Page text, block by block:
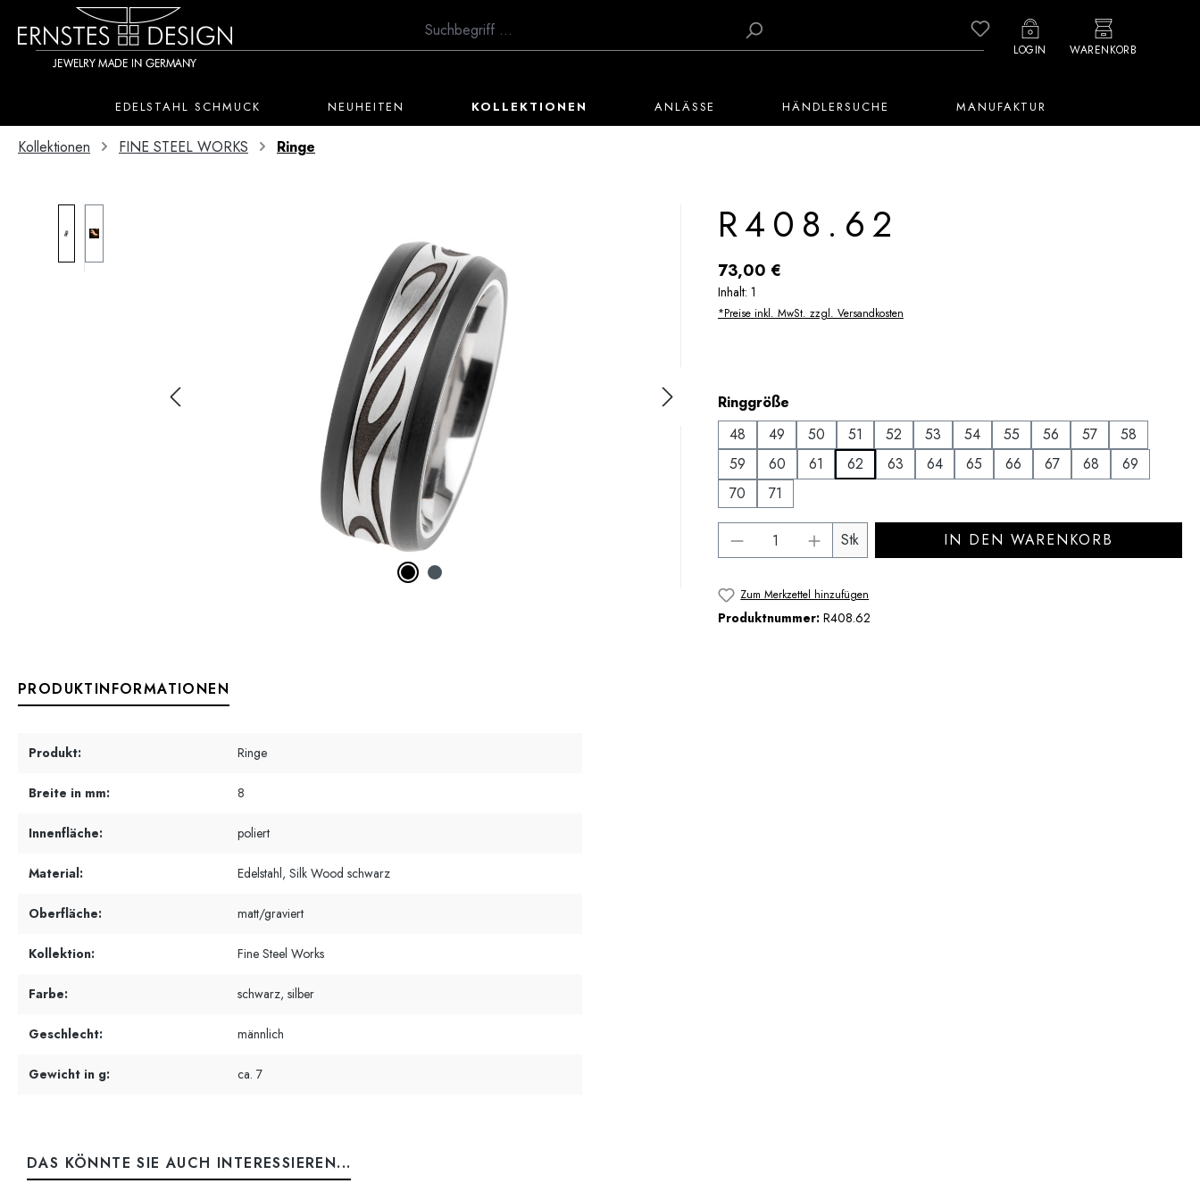
Hauptinhalt springen
Zur Suche springen
Zur Hauptnavigation springen Du hast 0 Produkte auf dem
LOGIN WARENKORB
EDELSTAHL SCHMUCK NEUHEITEN KOLLEKTIONEN ANLÄSSE HÄNDLERSUCHE MANUFAKTUR
Kollektionen FINE STEEL WORKS Ringe
R408.62
Regulärer Preis:
73,00 €
Inhalt: 1
*Preise inkl. MwSt. zzgl. Versandkosten
Ringgröße
48
49 50 51 52 53 54 55 56 57
58
59
60 61 62 63 64 65 66 67 68
69
70
71
Produkt Anzahl: Gib den gewünschten Wert ein
Stk IN DEN WARENKORB
Zum Merkzettel hinzufügen
Produktnummer: R408.62
PRODUKTINFORMATIONEN
Produkt: Ringe
Breite in mm: 8
Innenfläche: poliert
Material: Edelstahl, Silk Wood schwarz
Oberfläche: matt/graviert
Kollektion: Fine Steel Works
Farbe: schwarz, silber
Geschlecht: männlich
Gewicht in g: ca. 7
DAS KÖNNTE SIE AUCH INTERESSIEREN...